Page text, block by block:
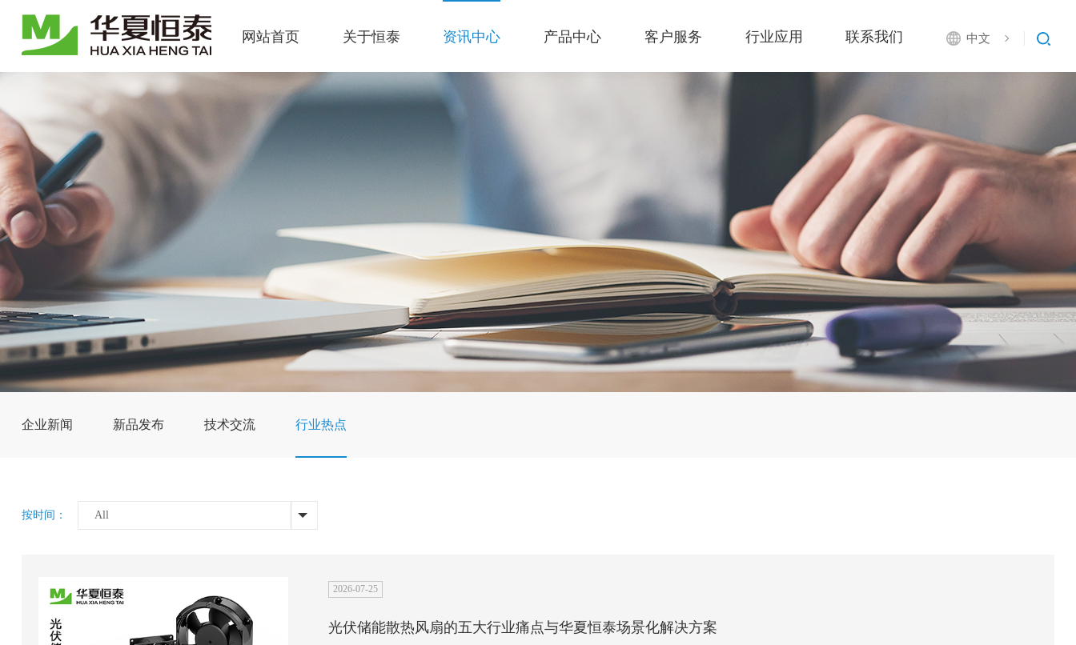
中文
网站首页 关于恒泰 资讯中心 产品中心 客户服务 行业应用 联系我们
企业新闻 新品发布 技术交流 行业热点
按时间： All
2026-07-25
光伏储能散热风扇的五大行业痛点与华夏恒泰场景化解决方案